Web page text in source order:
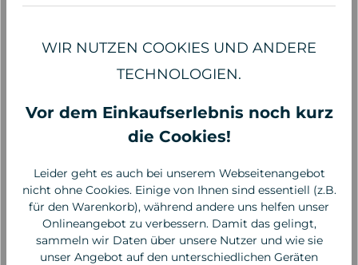
Primavera
Airspray Beschütz mich,
50 ml
Primavera
Roll-On Drachenmut,
10ml
WIR NUTZEN COOKIES UND ANDERE
TECHNOLOGIEN.
Vor dem Einkaufserlebnis noch kurz
die Cookies!
Leider geht es auch bei unserem Webseitenangebot
nicht ohne Cookies. Einige von Ihnen sind essentiell (z.B.
für den Warenkorb), während andere uns helfen unser
Onlineangebot zu verbessern. Damit das gelingt,
sammeln wir Daten über unsere Nutzer und wie sie
unser Angebot auf den unterschiedlichen Geräten